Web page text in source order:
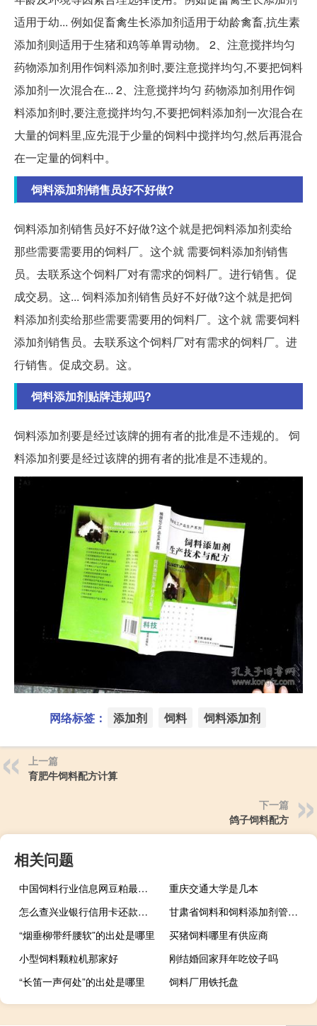
适用于幼... 例如促畜禽生长添加剂适用于幼龄禽畜,抗生素
添加剂则适用于生猪和鸡等单胃动物。 2、注意搅拌均匀
药物添加剂用作饲料添加剂时,要注意搅拌均匀,不要把饲料
添加剂一次混合在... 2、注意搅拌均匀 药物添加剂用作饲
料添加剂时,要注意搅拌均匀,不要把饲料添加剂一次混合在
大量的饲料里,应先混于少量的饲料中搅拌均匀,然后再混合
在一定量的饲料中。
饲料添加剂销售员好不好做?
饲料添加剂销售员好不好做?这个就是把饲料添加剂卖给
那些需要需要用的饲料厂。这个就 需要饲料添加剂销售
员。去联系这个饲料厂对有需求的饲料厂。进行销售。促
成交易。这... 饲料添加剂销售员好不好做?这个就是把饲
料添加剂卖给那些需要需要用的饲料厂。这个就 需要饲料
添加剂销售员。去联系这个饲料厂对有需求的饲料厂。进
行销售。促成交易。这。
饲料添加剂贴牌违规吗?
饲料添加剂要是经过该牌的拥有者的批准是不违规的。 饲
料添加剂要是经过该牌的拥有者的批准是不违规的。
网络标签： 添加剂 饲料 饲料添加剂
上一篇
育肥牛饲料配方计算
下一篇
鸽子饲料配方
相关问题
中国饲料行业信息网豆粕最新价格?
重庆交通大学是几本
怎么查兴业银行信用卡还款日期（兴业银行信用卡申请多久可以查询进度）
甘肃省饲料和饲料添加剂管理条例
“烟垂柳带纤腰软”的出处是哪里
买猪饲料哪里有供应商
小型饲料颗粒机那家好
刚结婚回家拜年吃饺子吗
“长笛一声何处”的出处是哪里
饲料厂用铁托盘